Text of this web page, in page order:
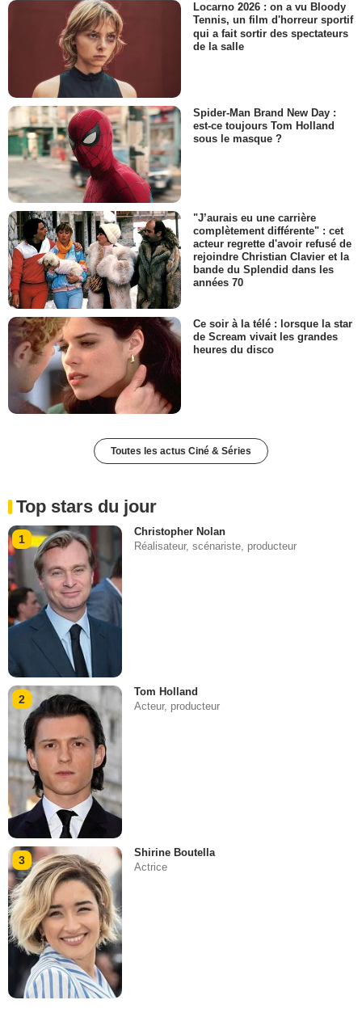
Locarno 2026 : on a vu Bloody
Tennis, un film d'horreur sportif
qui a fait sortir des spectateurs
de la salle
Spider-Man Brand New Day :
est-ce toujours Tom Holland
sous le masque ?
"J’aurais eu une carrière
complètement différente" : cet
acteur regrette d'avoir refusé de
rejoindre Christian Clavier et la
bande du Splendid dans les
années 70
Ce soir à la télé : lorsque la star
de Scream vivait les grandes
heures du disco
Toutes les actus Ciné & Séries
Top stars du jour
1
Christopher Nolan
Réalisateur, scénariste, producteur
2
Tom Holland
Acteur, producteur
3
Shirine Boutella
Actrice